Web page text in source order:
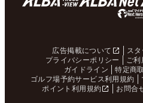
広告掲載について ス
プライバシーポリシー
ご利
ガイドライン
特定商
ゴルフ場予約サービス利用規約
ポイント利用規約
お問合